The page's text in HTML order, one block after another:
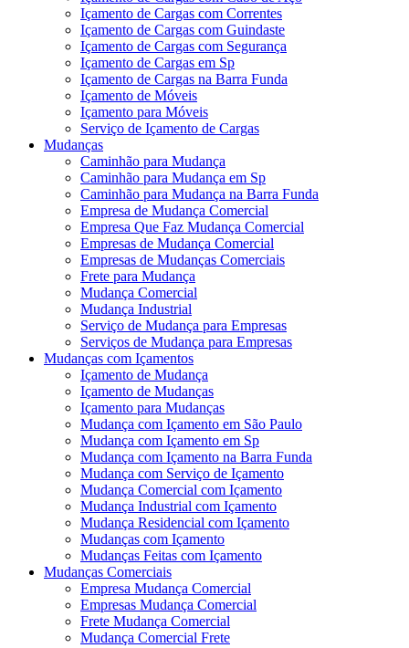
Içamento de Cargas com Correntes
Içamento de Cargas com Guindaste
Içamento de Cargas com Segurança
Içamento de Cargas em Sp
Içamento de Cargas na Barra Funda
Içamento de Móveis
Içamento para Móveis
Serviço de Içamento de Cargas
Mudanças
Caminhão para Mudança
Caminhão para Mudança em Sp
Caminhão para Mudança na Barra Funda
Empresa de Mudança Comercial
Empresa Que Faz Mudança Comercial
Empresas de Mudança Comercial
Empresas de Mudanças Comerciais
Frete para Mudança
Mudança Comercial
Mudança Industrial
Serviço de Mudança para Empresas
Serviços de Mudança para Empresas
Mudanças com Içamentos
Içamento de Mudança
Içamento de Mudanças
Içamento para Mudanças
Mudança com Içamento em São Paulo
Mudança com Içamento em Sp
Mudança com Içamento na Barra Funda
Mudança com Serviço de Içamento
Mudança Comercial com Içamento
Mudança Industrial com Içamento
Mudança Residencial com Içamento
Mudanças com Içamento
Mudanças Feitas com Içamento
Mudanças Comerciais
Empresa Mudança Comercial
Empresas Mudança Comercial
Frete Mudança Comercial
Mudança Comercial Frete